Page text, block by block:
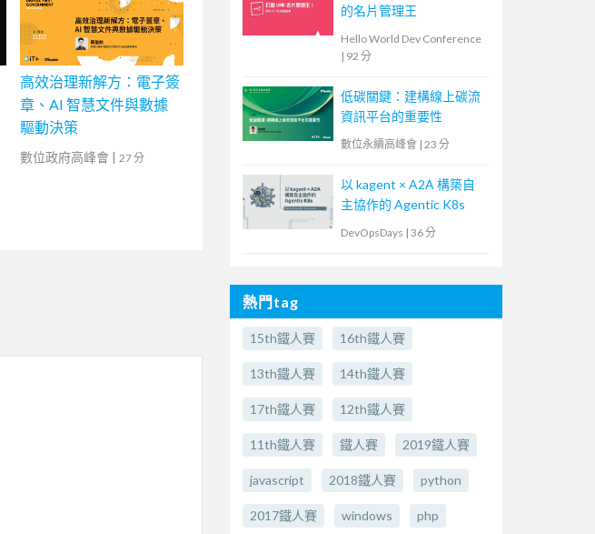
高效治理新解方：電子簽
章、AI 智慧文件與數據
驅動決策
數位政府高峰會 | 27 分
的名片管理王
Hello World Dev Conference
| 92 分
低碳關鍵：建構線上碳流
資訊平台的重要性
數位永續高峰會 | 23 分
以 kagent × A2A 構築自
主協作的 Agentic K8s
DevOpsDays | 36 分
熱門tag
15th鐵人賽 16th鐵人賽
13th鐵人賽 14th鐵人賽
17th鐵人賽 12th鐵人賽
11th鐵人賽 鐵人賽 2019鐵人賽
javascript 2018鐵人賽 python
2017鐵人賽 windows php